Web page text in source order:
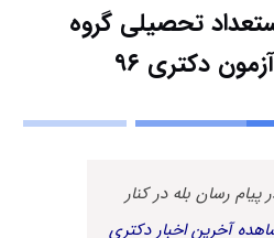
تحصیلی گروه
دکتری ۹۶
پیام رسان بله در کنار
آخرین اخبار دکتری